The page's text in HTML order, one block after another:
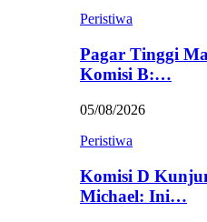
Peristiwa
Pagar Tinggi
Komisi B:…
05/08/2026
Peristiwa
Komisi D
Michael: Ini…